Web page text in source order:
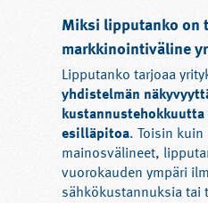
Miksi lipputanko on
markkinointiväline
Lipputanko tarjoaa
yhdistelmän
esilläpitoa. Toisin
mainosvälineet,
vuorokauden ympäri
sähkökustannuksia tai